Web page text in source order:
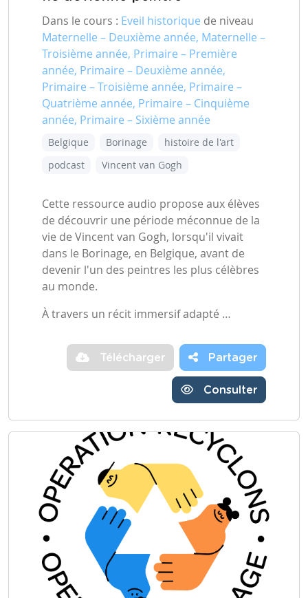
Dans le cours : Eveil historique de niveau
Maternelle – Deuxième année, Maternelle –
Troisième année, Primaire – Première
année, Primaire – Deuxième année,
Primaire – Troisième année, Primaire –
Quatrième année, Primaire – Cinquième
année, Primaire – Sixième année
Belgique Borinage
histoire de l'art
podcast
Vincent van Gogh
Cette ressource audio propose aux élèves
de découvrir une période méconnue de la
vie de Vincent van Gogh, lorsqu'il vivait
dans le Borinage, en Belgique, avant de
devenir l'un des peintres les plus célèbres
au monde.
À travers un récit immersif adapté …
Télécharger Partager
Consulter